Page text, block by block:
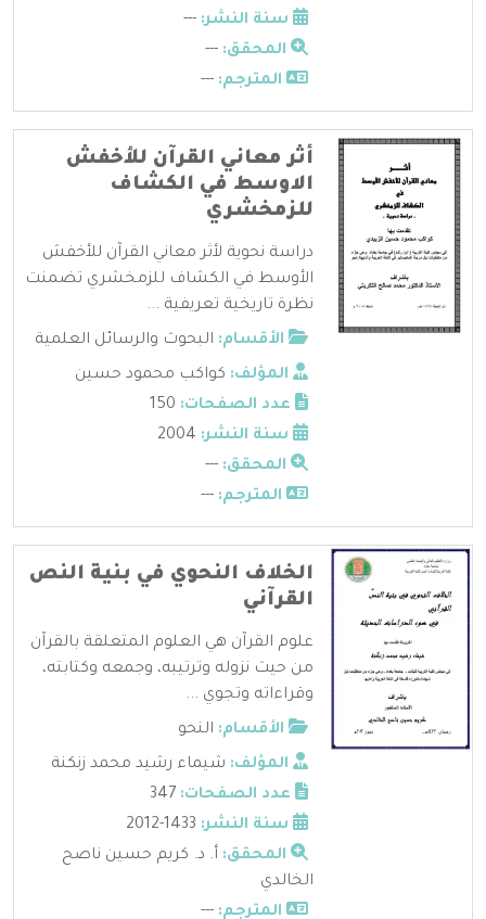
سنة النشر: ---
المحقق: ---
المترجم: ---
أثر معاني القرآن للأخفش
الاوسط في الكشاف
للزمخشري
دراسة نحوية لأثر معاني القرآن للأخفش
الأوسط في الكشاف للزمخشري تضمنت
نظرة تاريخية تعريفية ...
الأقسام: البحوث والرسائل العلمية
المؤلف: كواكب محمود حسين
عدد الصفحات:
سنة النشر:
المحقق: ---
المترجم: ---
الخلاف النحوي في بنية النص
القرآني
علوم القرآن هي العلوم المتعلقة بالقرآن
من حيث نزوله وترتيبه، وجمعه وكتابته،
وقراءاته وتجوي ...
الأقسام: النحو
المؤلف: شيماء رشيد محمد زنكنة
عدد الصفحات:
سنة النشر:
المحقق: أ. د. كريم حسين ناصح
الخالدي
المترجم: ---